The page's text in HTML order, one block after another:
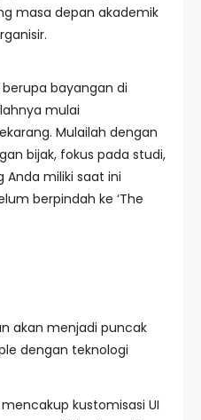
masa depan akademik
berupa bayangan di
mulai
Mulailah dengan
bijak, fokus pada studi,
miliki saat ini
berpindah ke ‘The
akan menjadi puncak
dengan teknologi
kustomisasi UI